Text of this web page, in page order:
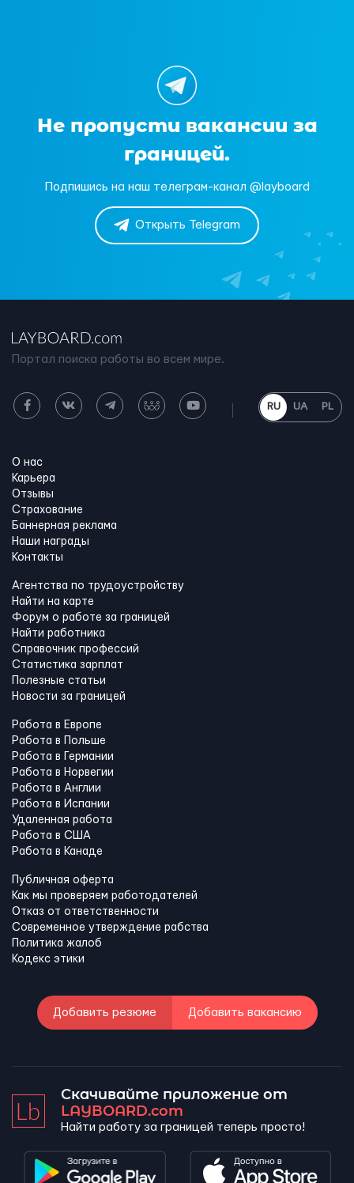
Не пропусти вакансии за
границей.
Подпишись на наш телеграм-канал @layboard
Открыть Telegram
Портал поиска работы во всем мире.
RU UA PL
О нас
Карьера
Отзывы
Страхование
Баннерная реклама
Наши награды
Контакты
Агентства по трудоустройству
Найти на карте
Форум о работе за границей
Найти работника
Справочник профессий
Статистика зарплат
Полезные статьи
Новости за границей
Работа в Европе
Работа в Польше
Работа в Германии
Работа в Норвегии
Работа в Англии
Работа в Испании
Удаленная работа
Работа в США
Работа в Канадe
Публичная оферта
Как мы проверяем работодателей
Отказ от ответственности
Современное утверждение рабства
Политика жалоб
Кодекс этики
Добавить резюме Добавить вакансию
Скачивайте приложение от
LAYBOARD.com
Найти работу за границей теперь просто!